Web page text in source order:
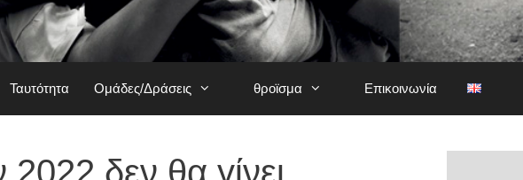
Ταυτότητα Ομάδες/Δράσεις θροϊσμα Επικοινωνία
δεν θα γίνει